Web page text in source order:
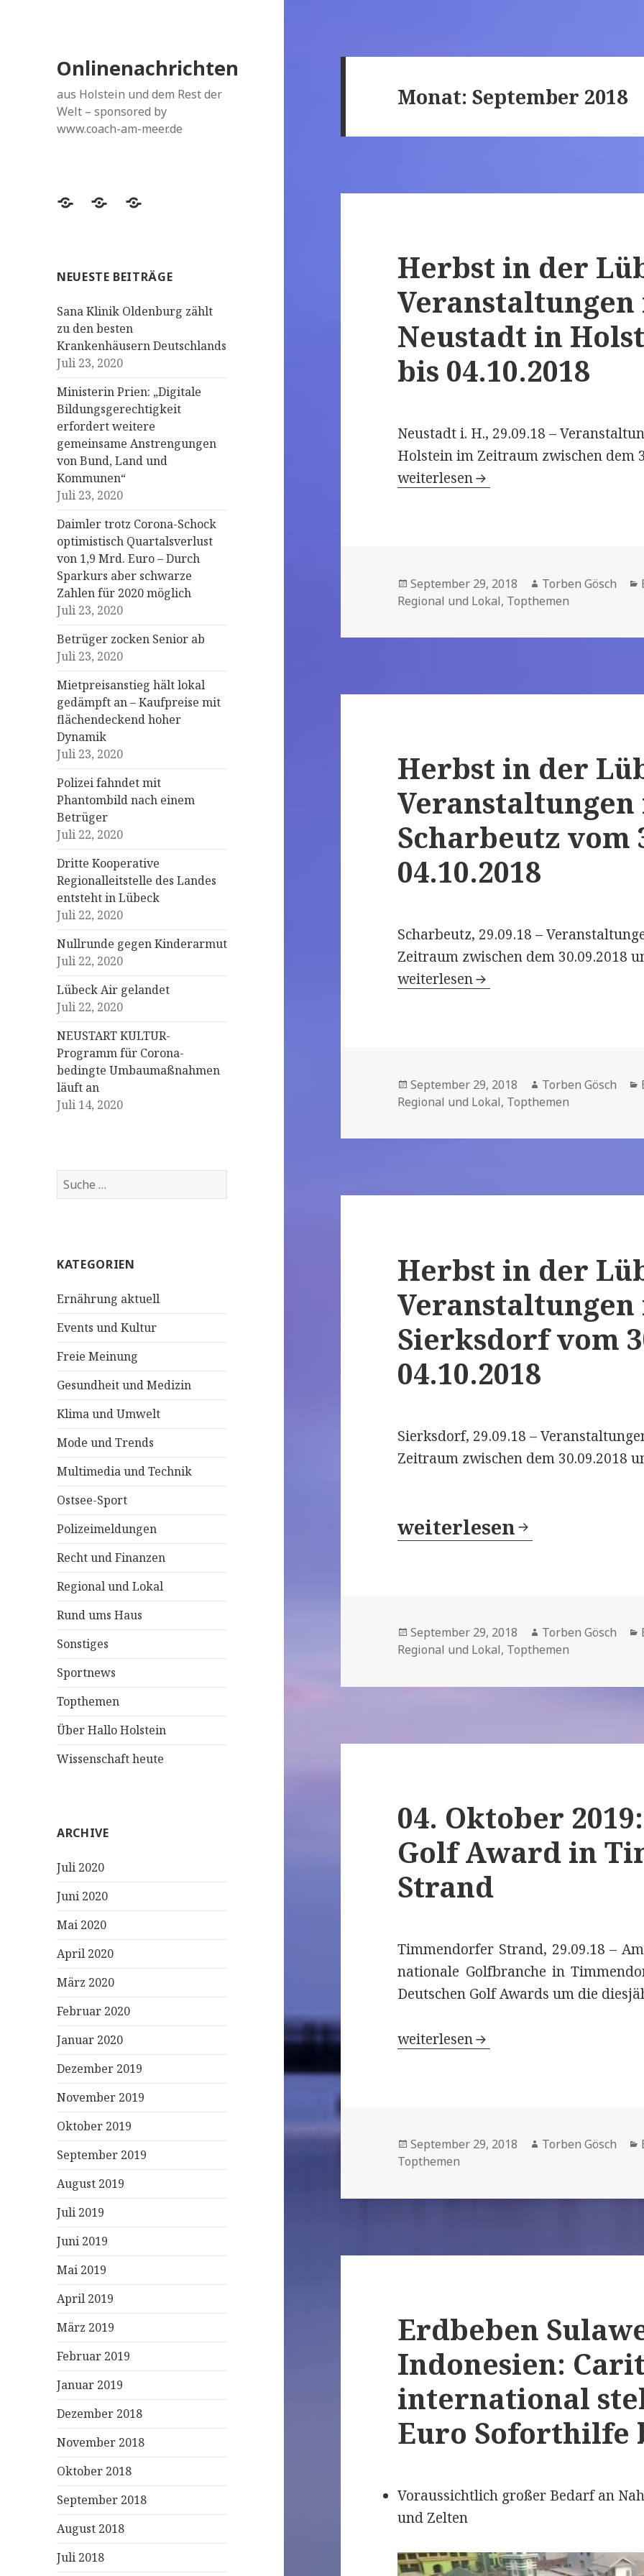
Onlinenachrichten
aus Holstein und dem Rest der
Welt – sponsored by
www.coach-am-meer.de
Datenschutzerklärung
TopthemenTopthemen
NEUESTE BEITRÄGE
Sana Klinik Oldenburg zählt
zu den besten
Krankenhäusern Deutschlands
Juli 23, 2020
Ministerin Prien: „Digitale
Bildungsgerechtigkeit
erfordert weitere
gemeinsame Anstrengungen
von Bund, Land und
Kommunen“
Juli 23, 2020
Daimler trotz Corona-Schock
optimistisch Quartalsverlust
von 1,9 Mrd. Euro – Durch
Sparkurs aber schwarze
Zahlen für 2020 möglich
Juli 23, 2020
Betrüger zocken Senior ab
Juli 23, 2020
Mietpreisanstieg hält lokal
gedämpft an – Kaufpreise mit
flächendeckend hoher
Dynamik
Juli 23, 2020
Polizei fahndet mit
Phantombild nach einem
Betrüger
Juli 22, 2020
Dritte Kooperative
Regionalleitstelle des Landes
entsteht in Lübeck
Juli 22, 2020
Nullrunde gegen Kinderarmut
Juli 22, 2020
Lübeck Air gelandet
Juli 22, 2020
NEUSTART KULTUR-
Programm für Corona-
bedingte Umbaumaßnahmen
läuft an
Juli 14, 2020
S
u
n
c
:
KATEGORIEN
Ernährung aktuell
Events und Kultur
Freie Meinung
Gesundheit und Medizin
Klima und Umwelt
Mode und Trends
Multimedia und Technik
Ostsee-Sport
Polizeimeldungen
Recht und Finanzen
Regional und Lokal
Rund ums Haus
Sonstiges
Sportnews
Topthemen
Über Hallo Holstein
Wissenschaft heute
ARCHIVE
Juli 2020
Juni 2020
Mai 2020
April 2020
März 2020
Februar 2020
Januar 2020
Dezember 2019
November 2019
Oktober 2019
September 2019
August 2019
Juli 2019
Juni 2019
Mai 2019
April 2019
März 2019
Februar 2019
Januar 2019
Dezember 2018
November 2018
Oktober 2018
September 2018
August 2018
Juli 2018
Monat: September 2018
Herbst in der
Neustadt in
bis 04.10.2018
Neustadt i. H., 29.09.18 –
Holstein im Zeitraum zwischen dem
Herbst in der Lübecker-Bucht:
weiterlesen
Veröffentlicht
am
September 29, 2018 Autor
Torben Gösch
Regional und Lokal, Topthemen
Herbst in der
Scharbeutz vom
04.10.2018
Scharbeutz, 29.09.18 –
Zeitraum zwischen dem 30.09.2018
Herbst in der Lübecker-Bucht:
weiterlesen
Veröffentlicht
am
September 29, 2018 Autor
Torben Gösch
Regional und Lokal, Topthemen
Herbst in der
Sierksdorf vom
04.10.2018
Sierksdorf, 29.09.18 –
Zeitraum zwischen dem 30.09.2018
Herbst in der Lübecker-
weiterlesen
Veröffentlicht
am
September 29, 2018 Autor
Torben Gösch
Regional und Lokal, Topthemen
04. Oktober
Golf Award in
Strand
Timmendorfer Strand, 29.09.18 –
nationale Golfbranche in
Deutschen Golf Awards um die
04. Oktober 2019: Der Deutsche Golf
weiterlesen
Veröffentlicht
am
September 29, 2018 Autor
Torben Gösch
Topthemen
Erdbeben
Indonesien:
international
Euro Soforthilfe
Voraussichtlich großer Bedarf an
und Zelten